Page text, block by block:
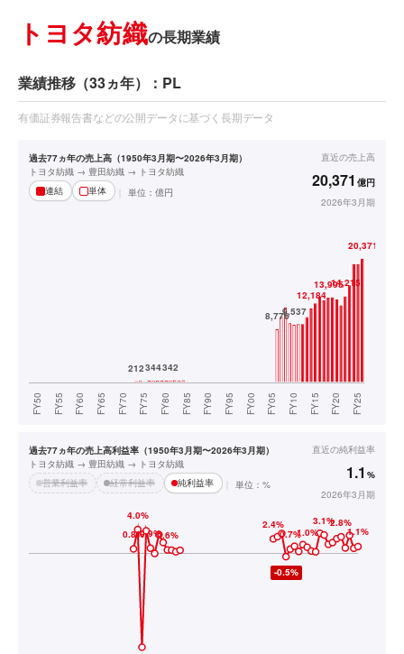
トヨタ紡織の長期業績
業績推移（33ヵ年）：PL
有価証券報告書などの公開データに基づく長期データ
過去77ヵ年の売上高（1950年3月期〜2026年3月期）
トヨタ紡織 → 豊田紡織 → トヨタ紡織
連結
単体 単位： 億円
直近の売上高
20,371 億円
2026年3月期
過去77ヵ年の売上高利益率（1950年3月期〜2026年3月期）
トヨタ紡織 → 豊田紡織 → トヨタ紡織
営業利益率
経常利益率 純利益率 単位：%
直近の純利益率
1.1 %
2026年3月期